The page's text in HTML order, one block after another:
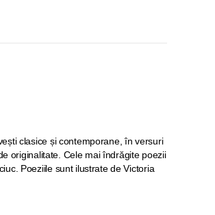
clasice și contemporane, în versuri
originalitate. Cele mai îndrăgite poezii
Poeziile sunt ilustrate de Victoria